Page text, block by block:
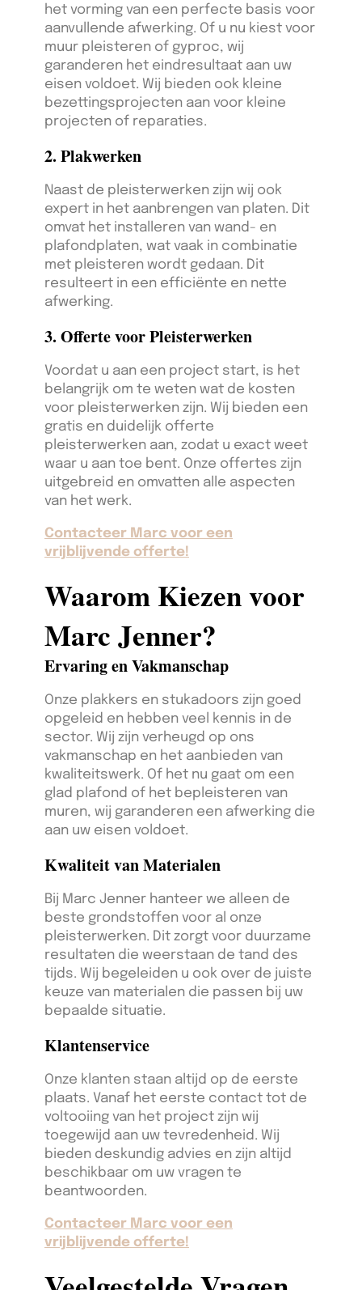
het vorming van een perfecte basis voor
aanvullende afwerking. Of u nu kiest voor
muur pleisteren of gyproc, wij
garanderen het eindresultaat aan uw
eisen voldoet. Wij bieden ook kleine
bezettingsprojecten aan voor kleine
projecten of reparaties.
2. Plakwerken
Naast de pleisterwerken zijn wij ook
expert in het aanbrengen van platen. Dit
omvat het installeren van wand- en
plafondplaten, wat vaak in combinatie
met pleisteren wordt gedaan. Dit
resulteert in een efficiënte en nette
afwerking.
3. Offerte voor Pleisterwerken
Voordat u aan een project start, is het
belangrijk om te weten wat de kosten
voor pleisterwerken zijn. Wij bieden een
gratis en duidelijk offerte
pleisterwerken aan, zodat u exact weet
waar u aan toe bent. Onze offertes zijn
uitgebreid en omvatten alle aspecten
van het werk.
Contacteer Marc voor een
vrijblijvende offerte!
Waarom Kiezen voor
Marc Jenner?
Ervaring en Vakmanschap
Onze plakkers en stukadoors zijn goed
opgeleid en hebben veel kennis in de
sector. Wij zijn verheugd op ons
vakmanschap en het aanbieden van
kwaliteitswerk. Of het nu gaat om een
glad plafond of het bepleisteren van
muren, wij garanderen een afwerking die
aan uw eisen voldoet.
Kwaliteit van Materialen
Bij Marc Jenner hanteer we alleen de
beste grondstoffen voor al onze
pleisterwerken. Dit zorgt voor duurzame
resultaten die weerstaan de tand des
tijds. Wij begeleiden u ook over de juiste
keuze van materialen die passen bij uw
bepaalde situatie.
Klantenservice
Onze klanten staan altijd op de eerste
plaats. Vanaf het eerste contact tot de
voltooiing van het project zijn wij
toegewijd aan uw tevredenheid. Wij
bieden deskundig advies en zijn altijd
beschikbaar om uw vragen te
beantwoorden.
Contacteer Marc voor een
vrijblijvende offerte!